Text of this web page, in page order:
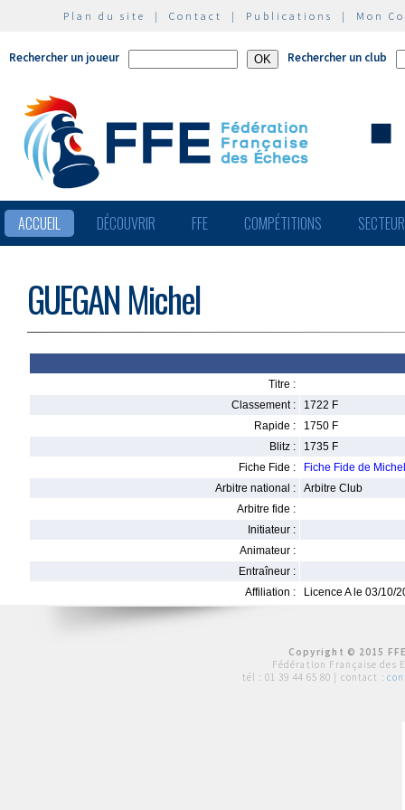
Plan du site | Contact | Publications | Mon
Rechercher un joueur Rechercher un club
ACCUEIL DÉCOUVRIR FFE COMPÉTITIONS
GUEGAN Michel
Titre :
Classement :
1722 F
Rapide :
1750 F
Blitz :
1735 F
Fiche Fide :
Fiche Fide de
Arbitre national :
Arbitre Club
Arbitre fide :
Initiateur :
Animateur :
Entraîneur :
Affiliation :
Licence A le 03/10/
Copyright © 2015
Fédération Française des
tél : 01 39 44 65 80 | contact :